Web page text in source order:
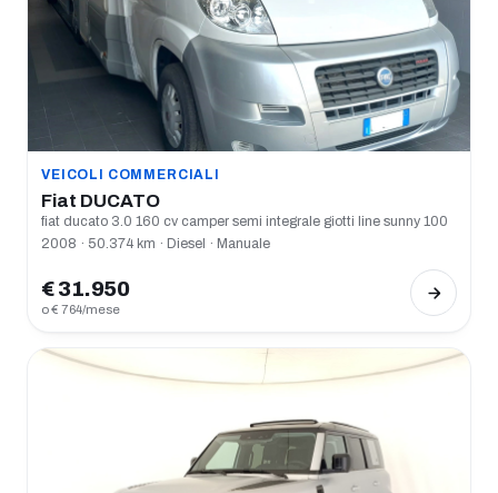
VEICOLI COMMERCIALI
Fiat DUCATO
fiat ducato 3.0 160 cv camper semi integrale giotti line sunny 100
2008 · 50.374 km · Diesel · Manuale
€ 31.950
o € 764/mese